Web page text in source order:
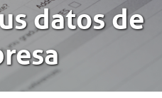
datos de